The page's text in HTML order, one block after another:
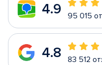
4.9 95 015
4.8 83 512